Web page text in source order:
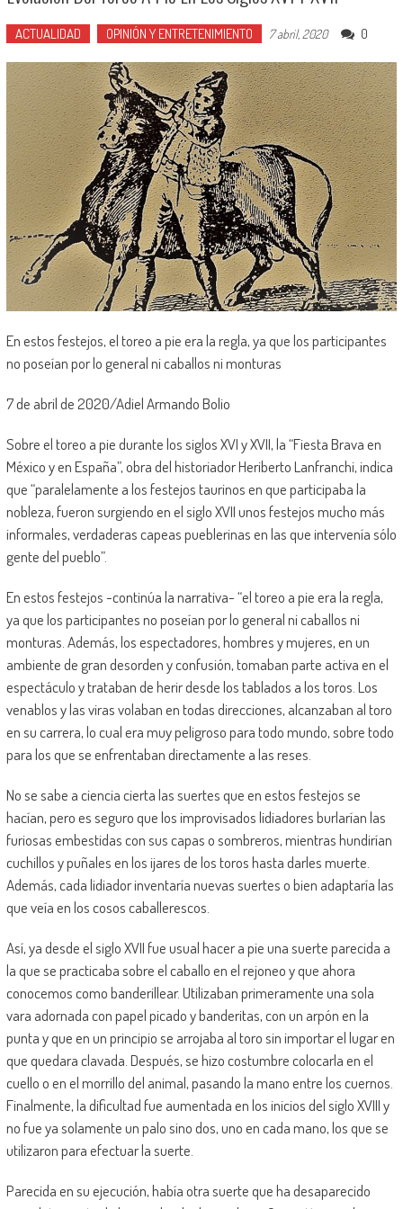
ACTUALIDAD OPINIÓN Y ENTRETENIMIENTO 7 abril, 2020 0
En estos festejos, el toreo a pie era la regla, ya que los participantes
no poseían por lo general ni caballos ni monturas
7 de abril de 2020/Adiel Armando Bolio
Sobre el toreo a pie durante los siglos XVI y XVII, la “Fiesta Brava en
México y en España”, obra del historiador Heriberto Lanfranchi, indica
que “paralelamente a los festejos taurinos en que participaba la
nobleza, fueron surgiendo en el siglo XVII unos festejos mucho más
informales, verdaderas capeas pueblerinas en las que intervenía sólo
gente del pueblo”.
En estos festejos -continúa la narrativa- “el toreo a pie era la regla,
ya que los participantes no poseían por lo general ni caballos ni
monturas. Además, los espectadores, hombres y mujeres, en un
ambiente de gran desorden y confusión, tomaban parte activa en el
espectáculo y trataban de herir desde los tablados a los toros. Los
venablos y las viras volaban en todas direcciones, alcanzaban al toro
en su carrera, lo cual era muy peligroso para todo mundo, sobre todo
para los que se enfrentaban directamente a las reses.
No se sabe a ciencia cierta las suertes que en estos festejos se
hacían, pero es seguro que los improvisados lidiadores burlarían las
furiosas embestidas con sus capas o sombreros, mientras hundirían
cuchillos y puñales en los ijares de los toros hasta darles muerte.
Además, cada lidiador inventaría nuevas suertes o bien adaptaría las
que veía en los cosos caballerescos.
Así, ya desde el siglo XVII fue usual hacer a pie una suerte parecida a
la que se practicaba sobre el caballo en el rejoneo y que ahora
conocemos como banderillear. Utilizaban primeramente una sola
vara adornada con papel picado y banderitas, con un arpón en la
punta y que en un principio se arrojaba al toro sin importar el lugar en
que quedara clavada. Después, se hizo costumbre colocarla en el
cuello o en el morrillo del animal, pasando la mano entre los cuernos.
Finalmente, la dificultad fue aumentada en los inicios del siglo XVIII y
no fue ya solamente un palo sino dos, uno en cada mano, los que se
utilizaron para efectuar la suerte.
Parecida en su ejecución, había otra suerte que ha desaparecido